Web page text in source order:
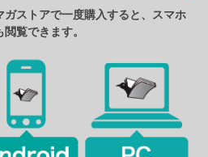
ストアで一度購入すると、スマホ
覧できます。